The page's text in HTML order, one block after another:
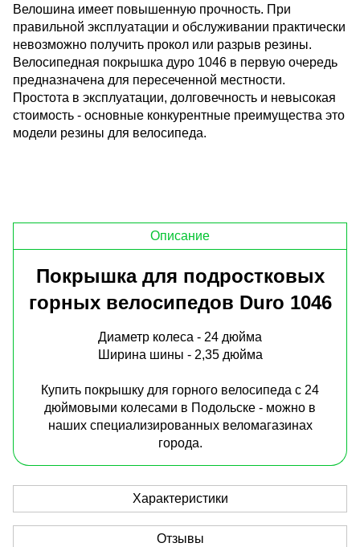
Велошина имеет повышенную прочность. При
правильной эксплуатации и обслуживании практически
невозможно получить прокол или разрыв резины.
Велосипедная покрышка дуро 1046 в первую очередь
предназначена для пересеченной местности.
Простота в эксплуатации, долговечность и невысокая
стоимость - основные конкурентные преимущества это
модели резины для велосипеда.
Описание
Покрышка для подростковых
горных велосипедов Duro 1046
Диаметр колеса - 24 дюйма
Ширина шины - 2,35 дюйма
Купить покрышку для горного велосипеда с 24
дюймовыми колесами в Подольске - можно в
наших специализированных веломагазинах
города.
Характеристики
Отзывы